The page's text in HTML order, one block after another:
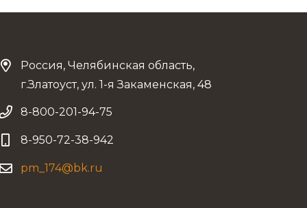
Россия, Челябинская область,
г.Златоуст, ул. 1-я Закаменская, 48
8-800-201-94-75
8-950-72-38-942
pm_174@bk.ru